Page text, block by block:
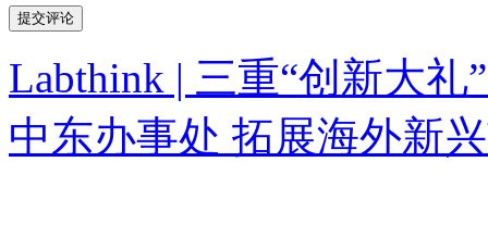
Labthink | 三重“创新大礼
中东办事处 拓展海外新